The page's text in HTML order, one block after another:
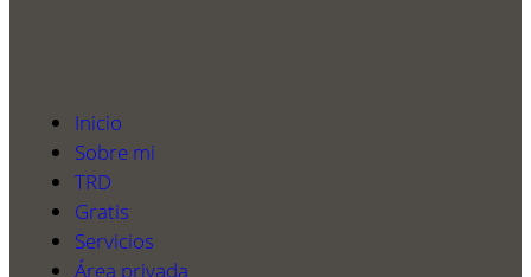
Inicio
Sobre mi
TRD
Gratis
Servicios
Área privada